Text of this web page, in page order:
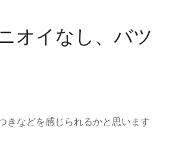
オイなし、バツ
きなどを感じられるかと思います